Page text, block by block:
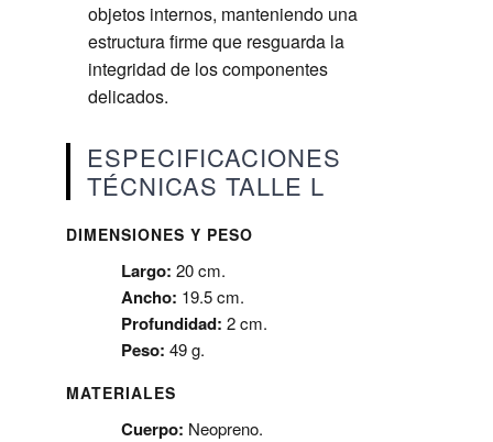
objetos internos, manteniendo una
estructura firme que resguarda la
integridad de los componentes
delicados.
ESPECIFICACIONES
TÉCNICAS TALLE L
DIMENSIONES Y PESO
Largo: 20 cm.
Ancho: 19.5 cm.
Profundidad: 2 cm.
Peso: 49 g.
MATERIALES
Cuerpo: Neopreno.